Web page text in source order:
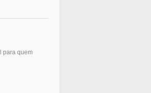
para quem